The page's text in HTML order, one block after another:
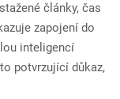
články, čas
zapojení do
inteligencí
potvrzující důkaz,